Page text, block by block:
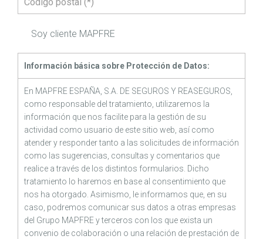
Soy cliente MAPFRE
Información básica sobre Protección de Datos:
En MAPFRE ESPAÑA, S.A. DE SEGUROS Y REASEGUROS,
como responsable del tratamiento, utilizaremos la
información que nos facilite para la gestión de su
actividad como usuario de este sitio web, así como
atender y responder tanto a las solicitudes de información
como las sugerencias, consultas y comentarios que
realice a través de los distintos formularios. Dicho
tratamiento lo haremos en base al consentimiento que
nos ha otorgado. Asimismo, le informamos que, en su
caso, podremos comunicar sus datos a otras empresas
del Grupo MAPFRE y terceros con los que exista un
convenio de colaboración o una relación de prestación de